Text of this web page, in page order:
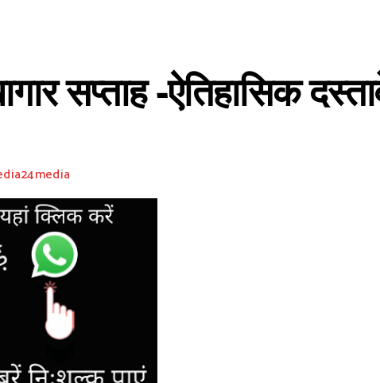
सप्ताह -ऐतिहासिक